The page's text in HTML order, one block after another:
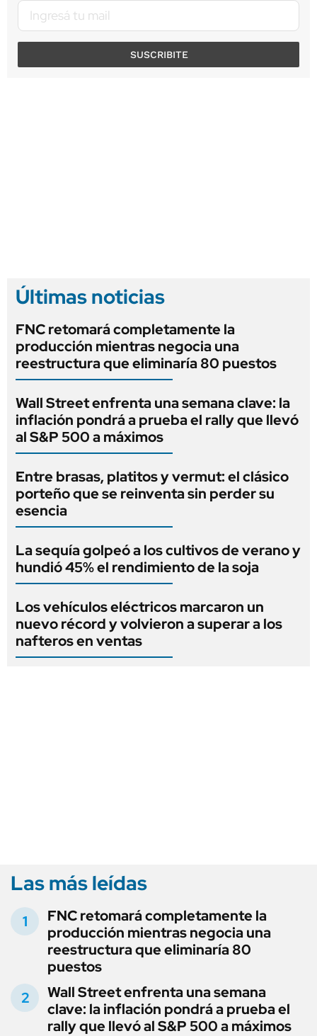
SUSCRIBITE
Últimas noticias
FNC retomará completamente la
producción mientras negocia una
reestructura que eliminaría 80 puestos
Wall Street enfrenta una semana clave: la
inflación pondrá a prueba el rally que llevó
al S&P 500 a máximos
Entre brasas, platitos y vermut: el clásico
porteño que se reinventa sin perder su
esencia
La sequía golpeó a los cultivos de verano y
hundió 45% el rendimiento de la soja
Los vehículos eléctricos marcaron un
nuevo récord y volvieron a superar a los
nafteros en ventas
Las más leídas
FNC retomará completamente la
producción mientras negocia una
reestructura que eliminaría 80
puestos
Wall Street enfrenta una semana
clave: la inflación pondrá a prueba el
rally que llevó al S&P 500 a máximos